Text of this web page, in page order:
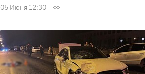
05 Июня 12:30